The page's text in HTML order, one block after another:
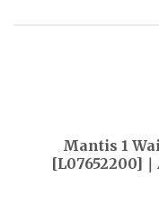
Mantis 1
[L07652200]｜